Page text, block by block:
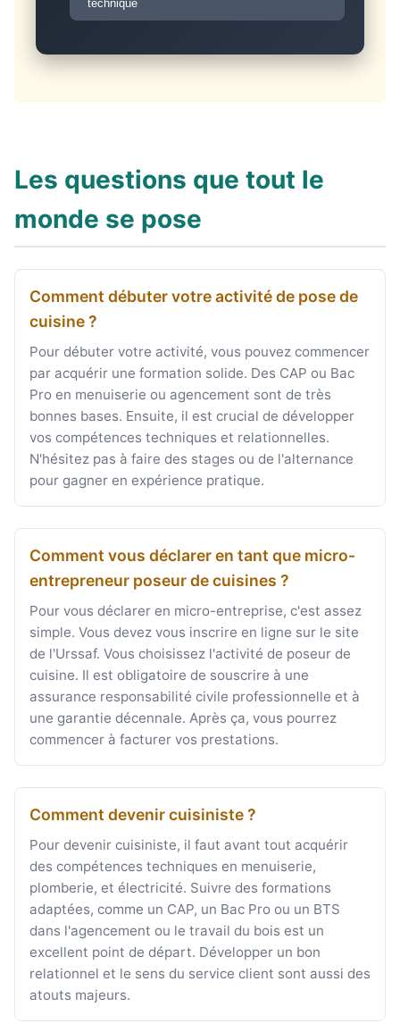
technique
Les questions que tout le
monde se pose
Comment débuter votre activité de pose de
cuisine ?
Pour débuter votre activité, vous pouvez commencer
par acquérir une formation solide. Des CAP ou Bac
Pro en menuiserie ou agencement sont de très
bonnes bases. Ensuite, il est crucial de développer
vos compétences techniques et relationnelles.
N'hésitez pas à faire des stages ou de l'alternance
pour gagner en expérience pratique.
Comment vous déclarer en tant que micro-
entrepreneur poseur de cuisines ?
Pour vous déclarer en micro-entreprise, c'est assez
simple. Vous devez vous inscrire en ligne sur le site
de l'Urssaf. Vous choisissez l'activité de poseur de
cuisine. Il est obligatoire de souscrire à une
assurance responsabilité civile professionnelle et à
une garantie décennale. Après ça, vous pourrez
commencer à facturer vos prestations.
Comment devenir cuisiniste ?
Pour devenir cuisiniste, il faut avant tout acquérir
des compétences techniques en menuiserie,
plomberie, et électricité. Suivre des formations
adaptées, comme un CAP, un Bac Pro ou un BTS
dans l'agencement ou le travail du bois est un
excellent point de départ. Développer un bon
relationnel et le sens du service client sont aussi des
atouts majeurs.